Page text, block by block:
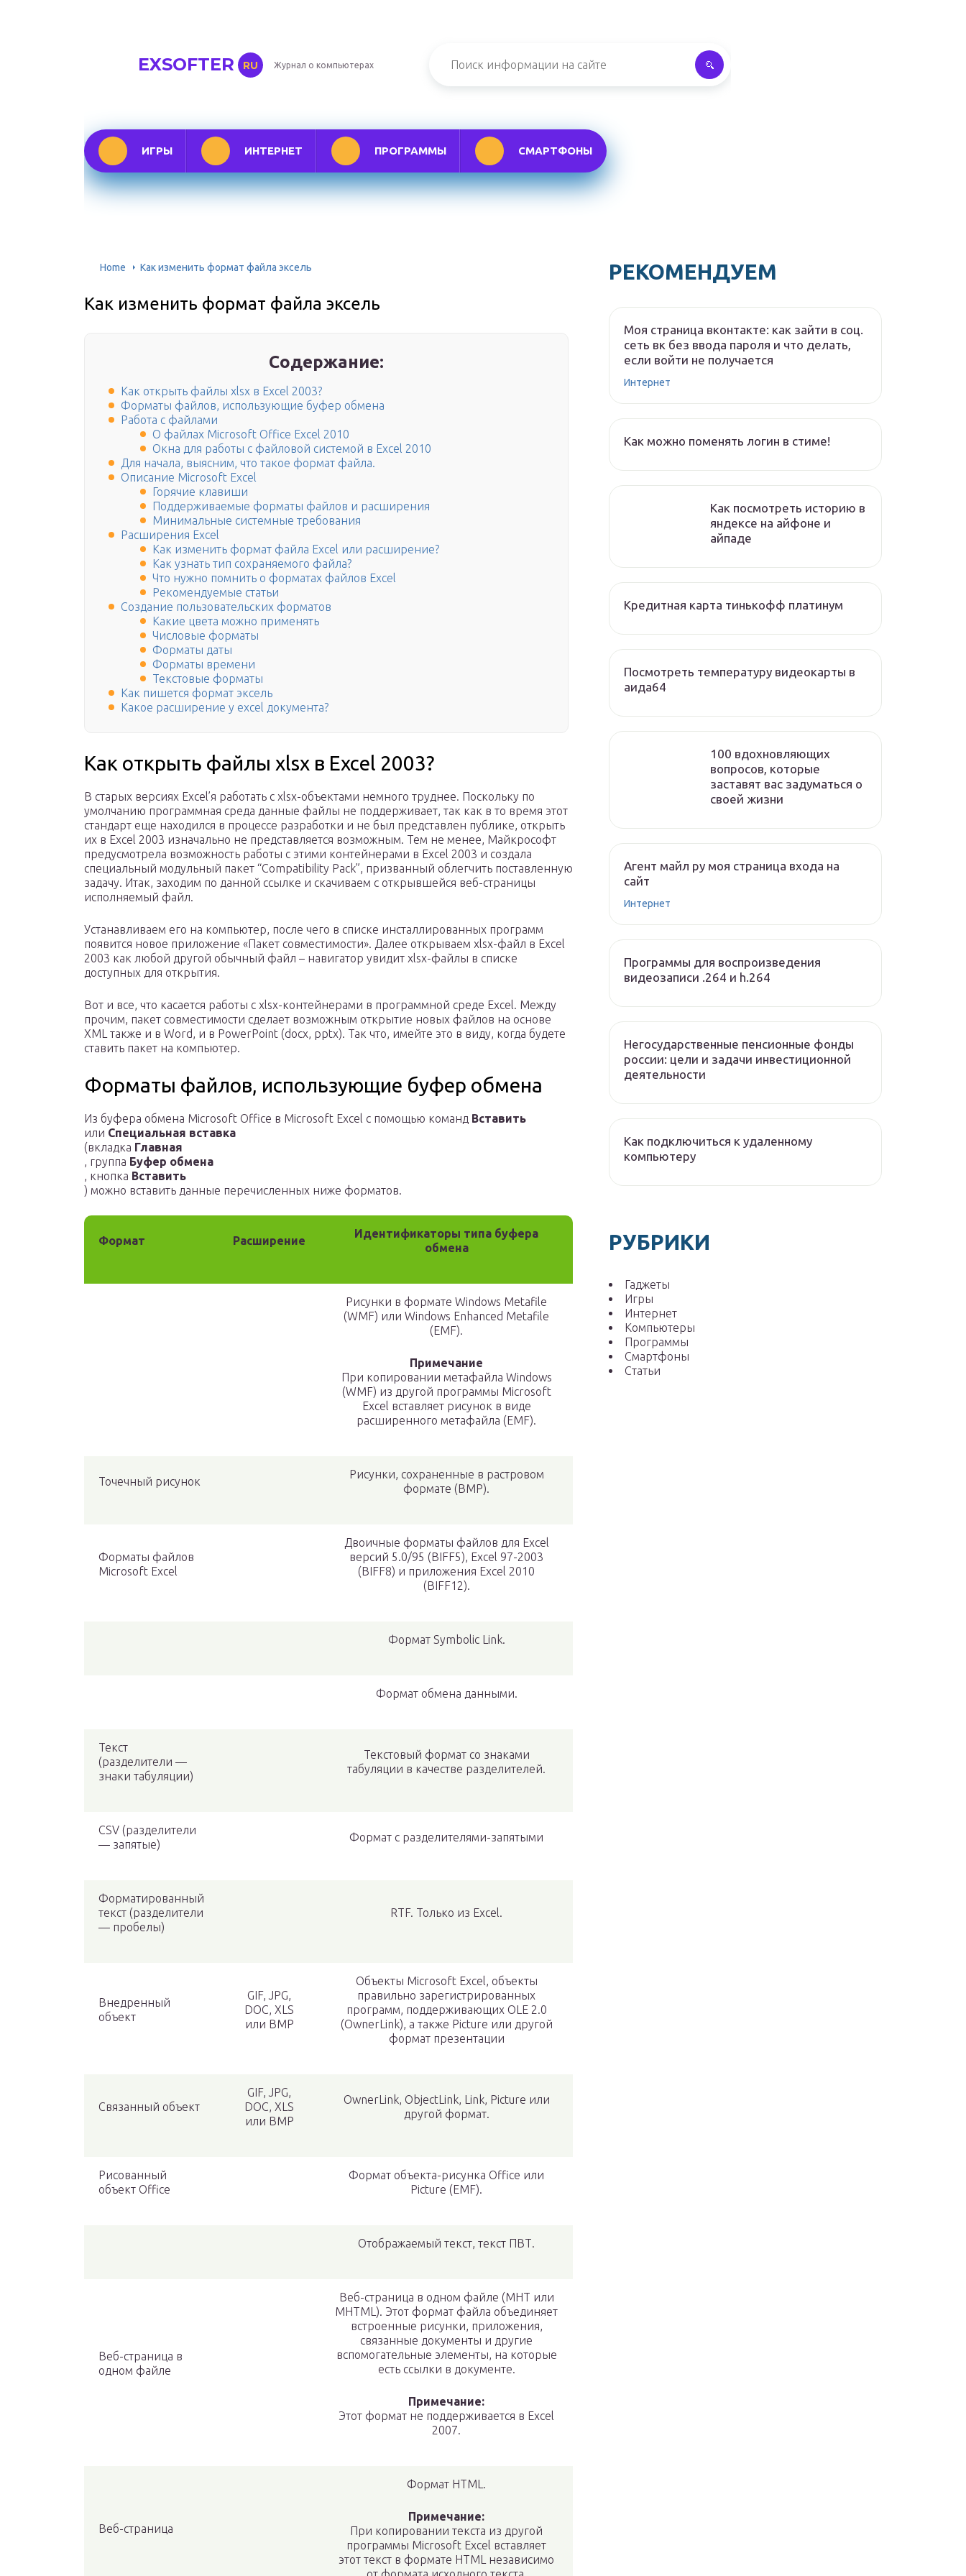
EXSOFTER RU Журнал о компьютерах
ИГРЫ ИНТЕРНЕТ ПРОГРАММЫ СМАРТФОНЫ
Home Как изменить формат файла эксель
Как изменить формат файла эксель
Содержание:
Как открыть файлы xlsx в Excel 2003?
Форматы файлов, использующие буфер обмена
Работа с файлами
О файлах Microsoft Office Excel 2010
Окна для работы с файловой системой в Excel 2010
Для начала, выясним, что такое формат файла.
Описание Microsoft Excel
Горячие клавиши
Поддерживаемые форматы файлов и расширения
Минимальные системные требования
Расширения Excel
Как изменить формат файла Excel или расширение?
Как узнать тип сохраняемого файла?
Что нужно помнить о форматах файлов Excel
Рекомендуемые статьи
Создание пользовательских форматов
Какие цвета можно применять
Числовые форматы
Форматы даты
Форматы времени
Текстовые форматы
Как пишется формат эксель
Какое расширение у excel документа?
Как открыть файлы xlsx в Excel 2003?
В старых версиях Excel’я работать с xlsx-объектами немного труднее. Поскольку по
умолчанию программная среда данные файлы не поддерживает, так как в то время этот
стандарт еще находился в процессе разработки и не был представлен публике, открыть
их в Excel 2003 изначально не представляется возможным. Тем не менее, Майкрософт
предусмотрела возможность работы с этими контейнерами в Excel 2003 и создала
специальный модульный пакет “Compatibility Pack”, призванный облегчить поставленную
задачу. Итак, заходим по данной ссылке и скачиваем с открывшейся веб-страницы
исполняемый файл.
Устанавливаем его на компьютер, после чего в списке инсталлированных программ
появится новое приложение «Пакет совместимости». Далее открываем xlsx-файл в Excel
2003 как любой другой обычный файл – навигатор увидит xlsx-файлы в списке
доступных для открытия.
Вот и все, что касается работы с xlsx-контейнерами в программной среде Excel. Между
прочим, пакет совместимости сделает возможным открытие новых файлов на основе
XML также и в Word, и в PowerPoint (docx, pptx). Так что, имейте это в виду, когда будете
ставить пакет на компьютер.
Форматы файлов, использующие буфер обмена
Из буфера обмена Microsoft Office в Microsoft Excel с помощью команд Вставить
или Специальная вставка
(вкладка Главная
, группа Буфер обмена
, кнопка Вставить
) можно вставить данные перечисленных ниже форматов.
Формат Расширение
Идентификаторы типа буфера
обмена
Рисунки в формате Windows Metafile
(WMF) или Windows Enhanced Metafile
(EMF).
Примечание
При копировании метафайла Windows
(WMF) из другой программы Microsoft
Excel вставляет рисунок в виде
расширенного метафайла (EMF).
Точечный рисунок
Рисунки, сохраненные в растровом
формате (BMP).
Форматы файлов
Microsoft Excel
Двоичные форматы файлов для Excel
версий 5.0/95 (BIFF5), Excel 97-2003
(BIFF8) и приложения Excel 2010
(BIFF12).
Формат Symbolic Link.
Формат обмена данными.
Текст
(разделители —
знаки табуляции)
Текстовый формат со знаками
табуляции в качестве разделителей.
CSV (разделители
— запятые)
Формат с разделителями-запятыми
Форматированный
текст (разделители
— пробелы)
RTF. Только из Excel.
Внедренный
объект
GIF, JPG,
DOC, XLS
или BMP
Объекты Microsoft Excel, объекты
правильно зарегистрированных
программ, поддерживающих OLE 2.0
(OwnerLink), а также Picture или другой
формат презентации
Связанный объект
GIF, JPG,
DOC, XLS
или BMP
OwnerLink, ObjectLink, Link, Picture или
другой формат.
Рисованный
объект Office
Формат объекта-рисунка Office или
Picture (EMF).
Отображаемый текст, текст ПВТ.
Веб-страница в
одном файле
Веб-страница в одном файле (MHT или
MHTML). Этот формат файла объединяет
встроенные рисунки, приложения,
связанные документы и другие
вспомогательные элементы, на которые
есть ссылки в документе.
Примечание:
Этот формат не поддерживается в Excel
2007.
Веб-страница
Формат HTML.
Примечание:
При копировании текста из другой
программы Microsoft Excel вставляет
этот текст в формате HTML независимо
РЕКОМЕНДУЕМ
Моя страница вконтакте: как зайти в соц.
сеть вк без ввода пароля и что делать,
если войти не получается
Интернет
Как можно поменять логин в стиме!
Как посмотреть историю в
яндексе на айфоне и
айпаде
Кредитная карта тинькофф платинум
Посмотреть температуру видеокарты в
аида64
100 вдохновляющих
вопросов, которые
заставят вас задуматься о
своей жизни
Агент майл ру моя страница входа на
сайт
Интернет
Программы для воспроизведения
видеозаписи .264 и h.264
Негосударственные пенсионные фонды
россии: цели и задачи инвестиционной
деятельности
Как подключиться к удаленному
компьютеру
РУБРИКИ
Гаджеты
Игры
Интернет
Компьютеры
Программы
Смартфоны
Статьи